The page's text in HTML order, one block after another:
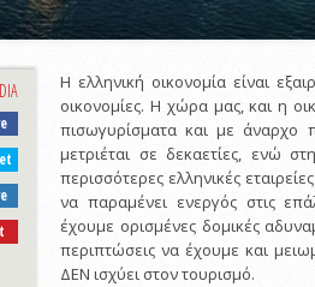
Η ελληνική οικονομία είναι
οικονομίες. Η χώρα μας, και η
πισωγυρίσματα και με άναρχο
μετριέται σε δεκαετίες, ενώ
περισσότερες ελληνικές
να παραμένει ενεργός στις
έχουμε ορισμένες δομικές
περιπτώσεις να έχουμε και
ΔΕΝ ισχύει στον τουρισμό.